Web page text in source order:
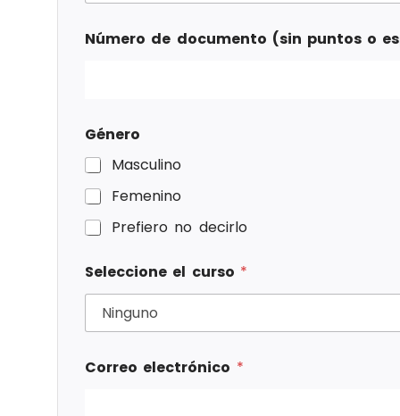
Número de documento (sin puntos o
Género
Masculino
Femenino
Prefiero no decirlo
Seleccione el curso *
Correo electrónico *